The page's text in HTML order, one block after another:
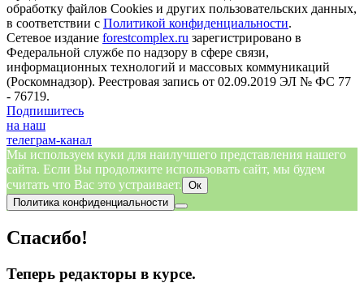
обработку файлов Cookies и других пользовательских данных,
в соответствии с Политикой конфиденциальности.
Сетевое издание forestcomplex.ru зарегистрировано в
Федеральной службе по надзору в сфере связи,
информационных технологий и массовых коммуникаций
(Роскомнадзор). Реестровая запись от 02.09.2019 ЭЛ № ФС 77
- 76719.
Подпишитесь
на наш
телеграм-канал
Мы используем куки для наилучшего представления нашего
сайта. Если Вы продолжите использовать сайт, мы будем
считать что Вас это устраивает. Ок
Политика конфиденциальности
Спасибо!
Теперь редакторы в курсе.